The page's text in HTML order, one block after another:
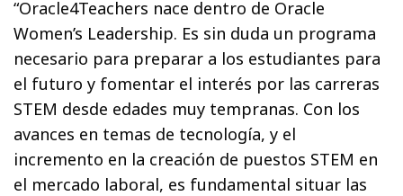
“Oracle4Teachers nace dentro de Oracle
Women’s Leadership. Es sin duda un programa
necesario para preparar a los estudiantes para
el futuro y fomentar el interés por las carreras
STEM desde edades muy tempranas. Con los
avances en temas de tecnología, y el
incremento en la creación de puestos STEM en
el mercado laboral, es fundamental situar las